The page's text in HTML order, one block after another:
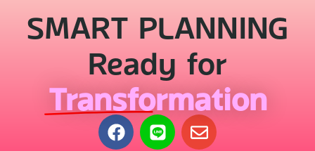
SMART PLANNING
Ready for
Transformation